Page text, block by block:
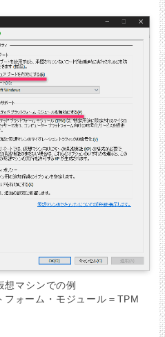
想マシンでの例
フォーム・モジュール＝TPM